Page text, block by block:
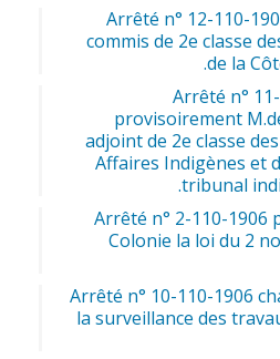
Arrêté n° 12-110-
commis de 2e classe
de la
Arrêté n°
provisoirement
adjoint de 2e classe
Affaires Indigènes et
tribunal
Arrêté n° 2-110-1906
Colonie la loi du 2
Arrêté n° 10-110-1906
la surveillance des